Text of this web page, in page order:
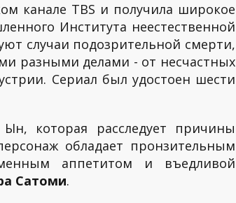
канале TBS и получила широкое
Института неестественной
случаи подозрительной смерти,
разными делами - от несчастных
Сериал был удостоен шести
которая расследует причины
обладает пронзительным
аппетитом и въедливой
Сатоми.